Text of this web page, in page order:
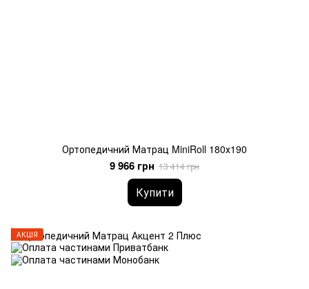
Ортопедичний Матрац MiniRoll 180х190
9 966 грн 13 414 грн
Купити
АКЦІЯ